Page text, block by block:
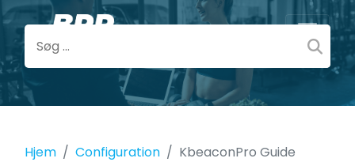
Hjem Configuration KbeaconPro Guide